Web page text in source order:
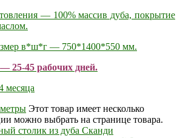
— 100% массив дуба, покрытие
в*ш*г — 750*1400*550 мм.
25-45 рабочих дней.
месяца
Этот товар имеет несколько
можно выбрать на странице товара.